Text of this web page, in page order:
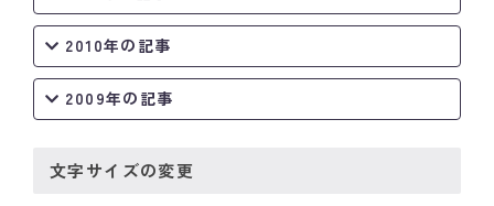
2010年の記事
2009年の記事
文字サイズの変更